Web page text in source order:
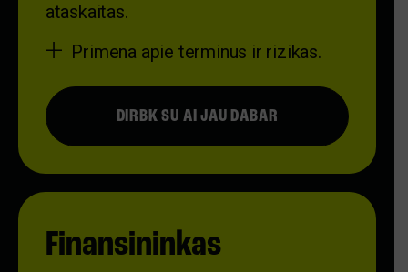
ataskaitas.
Primena apie terminus ir rizikas.
DIRBK SU AI JAU DABAR
Finansininkas